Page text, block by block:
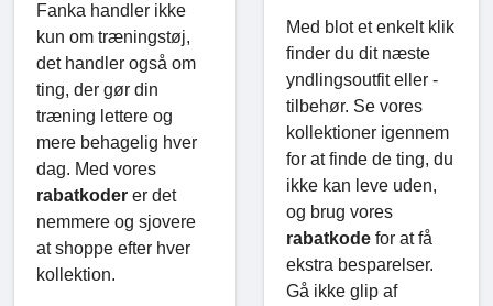
Fanka handler ikke
kun om træningstøj,
det handler også om
ting, der gør din
træning lettere og
mere behagelig hver
dag. Med vores
rabatkoder er det
nemmere og sjovere
at shoppe efter hver
kollektion.
Med blot et enkelt klik
finder du dit næste
yndlingsoutfit eller -
tilbehør. Se vores
kollektioner igennem
for at finde de ting, du
ikke kan leve uden,
og brug vores
rabatkode for at få
ekstra besparelser.
Gå ikke glip af